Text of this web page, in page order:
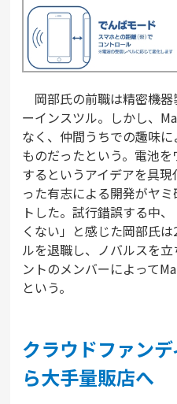
岡部氏の前職は精密機
ーインスツル。しかし、
なく、仲間うちでの趣味
ものだったという。電池
するというアイデアを具
った有志による開発がヤ
トした。試行錯誤する中
くない」と感じた岡部氏
ルを退職し、ノバルスを
ントのメンバーによって
という。
クラウドファン
ら大手量販店へ